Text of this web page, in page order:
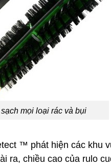
mọi loại rác và bụi
™ phát hiện các khu
ra, chiều cao của rulo